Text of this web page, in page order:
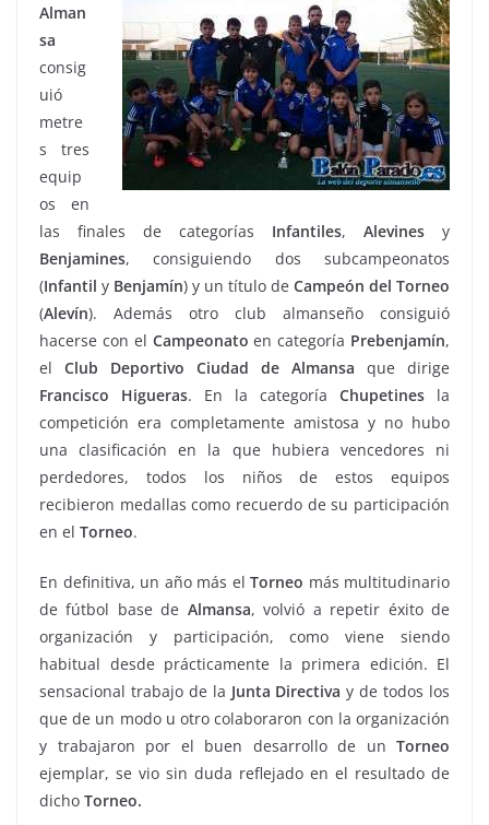
Alman
sa
consig
uió
metre
s tres
equip
os en
las finales de categorías Infantiles, Alevines y
Benjamines, consiguiendo dos subcampeonatos
(Infantil y Benjamín) y un título de Campeón del Torneo
(Alevín). Además otro club almanseño consiguió
hacerse con el Campeonato en categoría Prebenjamín,
el Club Deportivo Ciudad de Almansa que dirige
Francisco Higueras. En la categoría Chupetines la
competición era completamente amistosa y no hubo
una clasificación en la que hubiera vencedores ni
perdedores, todos los niños de estos equipos
recibieron medallas como recuerdo de su participación
en el Torneo.
En definitiva, un año más el Torneo más multitudinario
de fútbol base de Almansa, volvió a repetir éxito de
organización y participación, como viene siendo
habitual desde prácticamente la primera edición. El
sensacional trabajo de la Junta Directiva y de todos los
que de un modo u otro colaboraron con la organización
y trabajaron por el buen desarrollo de un Torneo
ejemplar, se vio sin duda reflejado en el resultado de
dicho Torneo.